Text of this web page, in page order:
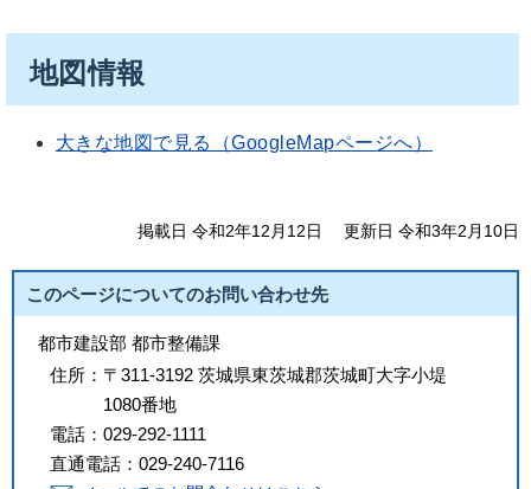
地図情報
大きな地図で見る（GoogleMapページへ）
掲載日 令和2年12月12日 更新日 令和3年2月10日
このページについてのお問い合わせ先
都市建設部 都市整備課
住所： 〒311-3192 茨城県東茨城郡茨城町大字小堤
1080番地
電話： 029-292-1111
直通電話： 029-240-7116